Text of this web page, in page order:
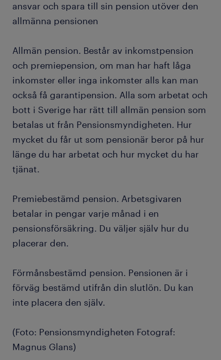
ansvar och spara till sin pension utöver den
allmänna pensionen
Allmän pension. Består av inkomstpension
och premiepension, om man har haft låga
inkomster eller inga inkomster alls kan man
också få garantipension. Alla som arbetat och
bott i Sverige har rätt till allmän pension som
betalas ut från Pensionsmyndigheten. Hur
mycket du får ut som pensionär beror på hur
länge du har arbetat och hur mycket du har
tjänat.
Premiebestämd pension. Arbetsgivaren
betalar in pengar varje månad i en
pensionsförsäkring. Du väljer själv hur du
placerar den.
Förmånsbestämd pension. Pensionen är i
förväg bestämd utifrån din slutlön. Du kan
inte placera den själv.
(Foto: Pensionsmyndigheten Fotograf:
Magnus Glans)